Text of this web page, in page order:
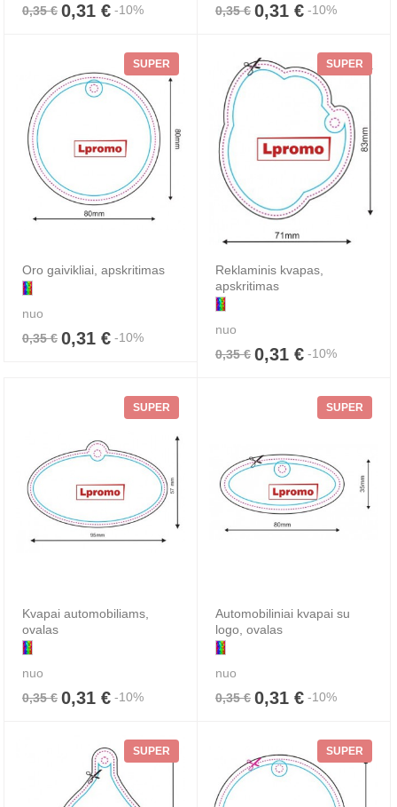
0,35 € 0,31 € -10%
0,35 € 0,31 € -10%
SUPER
Oro gaivikliai, apskritimas
nuo
0,35 € 0,31 € -10%
SUPER
Reklaminis kvapas,
apskritimas
nuo
0,35 € 0,31 € -10%
SUPER
Kvapai automobiliams,
ovalas
nuo
0,35 € 0,31 € -10%
SUPER
Automobiliniai kvapai su
logo, ovalas
nuo
0,35 € 0,31 € -10%
SUPER SUPER